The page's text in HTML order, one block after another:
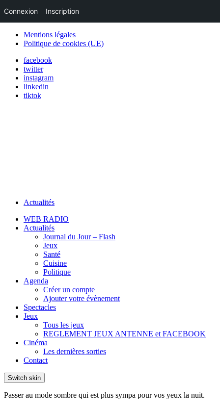
Mentions légales
Politique de cookies (UE)
facebook
twitter
instagram
linkedin
tiktok
Actualités
WEB RADIO
Actualités
Journal du Jour – Flash
Jeux
Santé
Cuisine
Politique
Agenda
Créer un compte
Ajouter votre évènement
Spectacles
Jeux
Tous les jeux
REGLEMENT JEUX ANTENNE et FACEBOOK
Cinéma
Les dernières sorties
Contact
Switch skin
Passer au mode sombre qui est plus sympa pour vos yeux la nuit.
Connexion Inscription